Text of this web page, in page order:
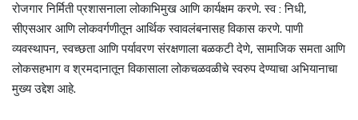
रोजगार निर्मिती प्रशासनाला लोकाभिमुख आणि कार्यक्षम करणे. स्व : निधी,
सीएसआर आणि लोकवर्गणीतून आर्थिक स्वावलंबनासह विकास करणे. पाणी
व्यवस्थापन, स्वच्छता आणि पर्यावरण संरक्षणाला बळकटी देणे, सामाजिक समता आणि
लोकसहभाग व श्रमदानातून विकासाला लोकचळवळीचे स्वरुप देण्याचा अभियानाचा
मुख्य उद्देश आहे.